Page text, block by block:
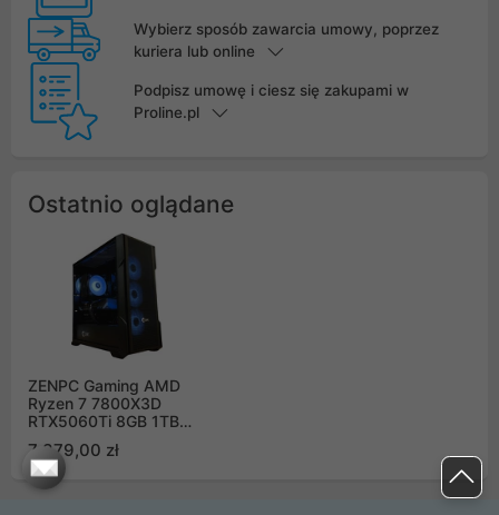
Wybierz sposób zawarcia umowy, poprzez
kuriera lub online
Podpisz umowę i ciesz się zakupami w
Proline.pl
Ostatnio oglądane
ZENPC Gaming AMD
Ryzen 7 7800X3D
RTX5060Ti 8GB 1TB
7 379,00 zł